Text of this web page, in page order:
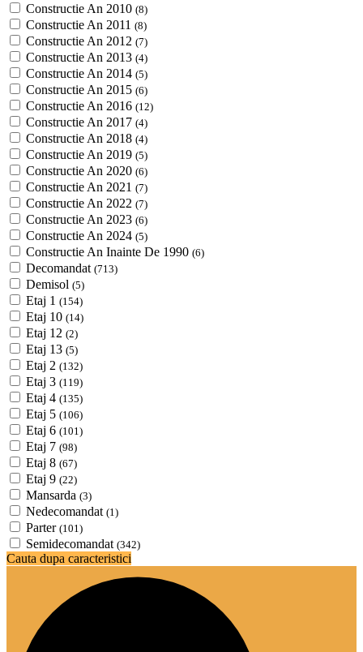
Constructie An 2010 (8)
Constructie An 2011 (8)
Constructie An 2012 (7)
Constructie An 2013 (4)
Constructie An 2014 (5)
Constructie An 2015 (6)
Constructie An 2016 (12)
Constructie An 2017 (4)
Constructie An 2018 (4)
Constructie An 2019 (5)
Constructie An 2020 (6)
Constructie An 2021 (7)
Constructie An 2022 (7)
Constructie An 2023 (6)
Constructie An 2024 (5)
Constructie An Inainte De 1990 (6)
Decomandat (713)
Demisol (5)
Etaj 1 (154)
Etaj 10 (14)
Etaj 12 (2)
Etaj 13 (5)
Etaj 2 (132)
Etaj 3 (119)
Etaj 4 (135)
Etaj 5 (106)
Etaj 6 (101)
Etaj 7 (98)
Etaj 8 (67)
Etaj 9 (22)
Mansarda (3)
Nedecomandat (1)
Parter (101)
Semidecomandat (342)
Cauta dupa caracteristici